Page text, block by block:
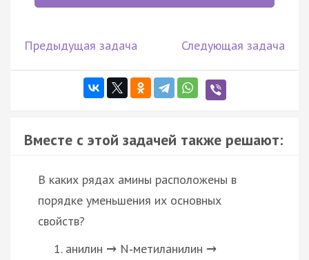
Предыдущая задача Следующая задача
Вместе с этой задачей также решают:
В каких рядах амины расположены в
порядке уменьшения их основных
свойств?
анилин → N‑метиланилин →